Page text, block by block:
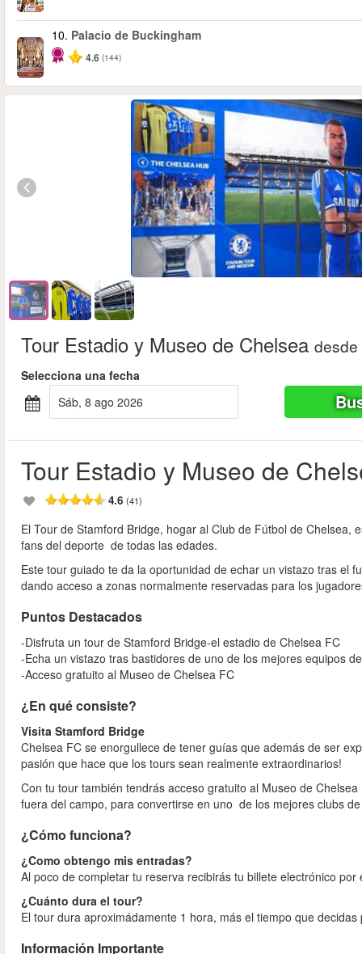
10. Palacio de Buckingham
4.6 (144)
Tour Estadio y Museo de Chelsea desde
Selecciona una fecha
sáb, 8 ago 2026
Tour Estadio y Museo de
4.6 (41)
El Tour de Stamford Bridge, hogar al Club de Fútbol de
fans del deporte de todas las edades.
Este tour guiado te da la oportunidad de echar un vistazo tras el
dando acceso a zonas normalmente reservadas para los
Puntos Destacados
-Disfruta un tour de Stamford Bridge-el estadio de Chelsea FC
-Echa un vistazo tras bastidores de uno de los mejores equipos
-Acceso gratuito al Museo de Chelsea FC
¿En qué consiste?
Visita Stamford Bridge
Chelsea FC se enorgullece de tener guías que además de ser
pasión que hace que los tours sean realmente extraordinarios!
Con tu tour también tendrás acceso gratuito al Museo de
fuera del campo, para convertirse en uno de los mejores clubs
¿Cómo funciona?
¿Como obtengo mis entradas?
Al poco de completar tu reserva recibirás tu billete electrónico
¿Cuánto dura el tour?
El tour dura aproximádamente 1 hora, más el tiempo que
Información Importante